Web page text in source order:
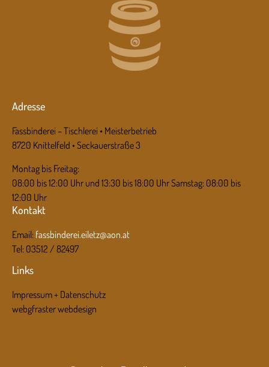
Adresse
Fassbinderei – Tischlerei • Meisterbetrieb
8720 Knittelfeld • Seckauerstraße 3
Montag bis Freitag:
08:00 bis 12:00 Uhr und 13:30 bis 18:00 Uhr Samstag: 08:00 bis
12:00 Uhr
Kontakt
Email: fassbinderei.eiletz@aon.at
Tel: 03512 / 82497
Links
Impressum + Datenschutz
webgfraster webdesign